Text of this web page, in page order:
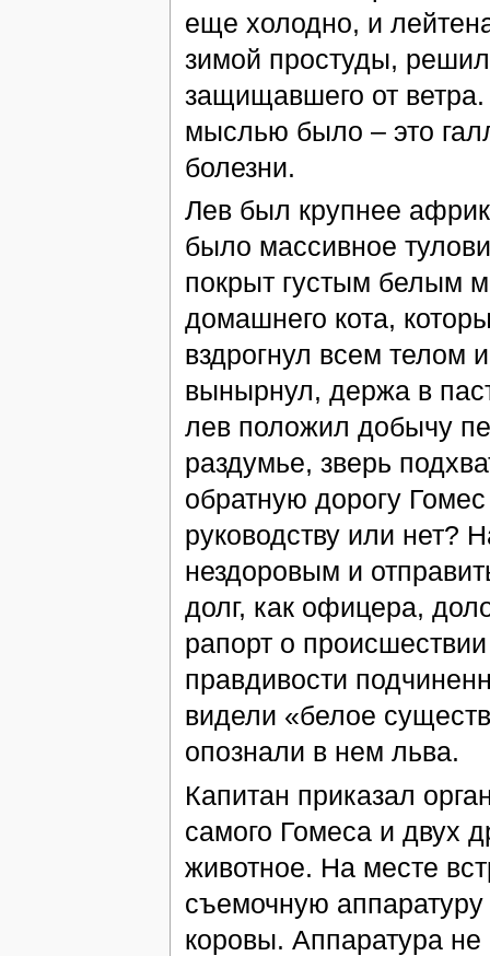
еще холодно, и
зимой простуды,
защищавшего от
мыслью было – это
болезни.
Лев был крупнее
было массивное
покрыт густым белым
домашнего кота,
вздрогнул всем телом
вынырнул, держа в
лев положил добычу
раздумье, зверь
обратную дорогу
руководству или нет?
нездоровым и
долг, как офицера,
рапорт о
правдивости
видели «белое
опознали в нем льва.
Капитан приказал
самого Гомеса и двух
животное. На месте
съемочную
коровы. Аппаратура